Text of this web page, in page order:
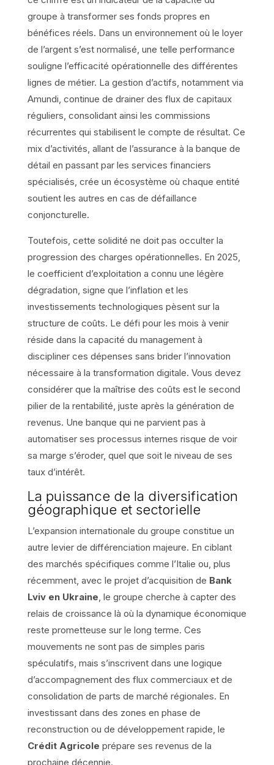
groupe à transformer ses fonds propres en
bénéfices réels. Dans un environnement où le loyer
de l’argent s’est normalisé, une telle performance
souligne l’efficacité opérationnelle des différentes
lignes de métier. La gestion d’actifs, notamment via
Amundi, continue de drainer des flux de capitaux
réguliers, consolidant ainsi les commissions
récurrentes qui stabilisent le compte de résultat. Ce
mix d’activités, allant de l’assurance à la banque de
détail en passant par les services financiers
spécialisés, crée un écosystème où chaque entité
soutient les autres en cas de défaillance
conjoncturelle.
Toutefois, cette solidité ne doit pas occulter la
progression des charges opérationnelles. En 2025,
le coefficient d’exploitation a connu une légère
dégradation, signe que l’inflation et les
investissements technologiques pèsent sur la
structure de coûts. Le défi pour les mois à venir
réside dans la capacité du management à
discipliner ces dépenses sans brider l’innovation
nécessaire à la transformation digitale. Vous devez
considérer que la maîtrise des coûts est le second
pilier de la rentabilité, juste après la génération de
revenus. Une banque qui ne parvient pas à
automatiser ses processus internes risque de voir
sa marge s’éroder, quel que soit le niveau de ses
taux d’intérêt.
La puissance de la diversification
géographique et sectorielle
L’expansion internationale du groupe constitue un
autre levier de différenciation majeure. En ciblant
des marchés spécifiques comme l’Italie ou, plus
récemment, avec le projet d’acquisition de Bank
Lviv en Ukraine , le groupe cherche à capter des
relais de croissance là où la dynamique économique
reste prometteuse sur le long terme. Ces
mouvements ne sont pas de simples paris
spéculatifs, mais s’inscrivent dans une logique
d’accompagnement des flux commerciaux et de
consolidation de parts de marché régionales. En
investissant dans des zones en phase de
reconstruction ou de développement rapide, le
Crédit Agricole prépare ses revenus de la
prochaine décennie.